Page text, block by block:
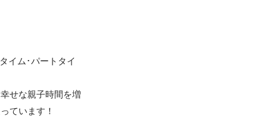
イム･パートタイ
せな親子時間を増
ています！